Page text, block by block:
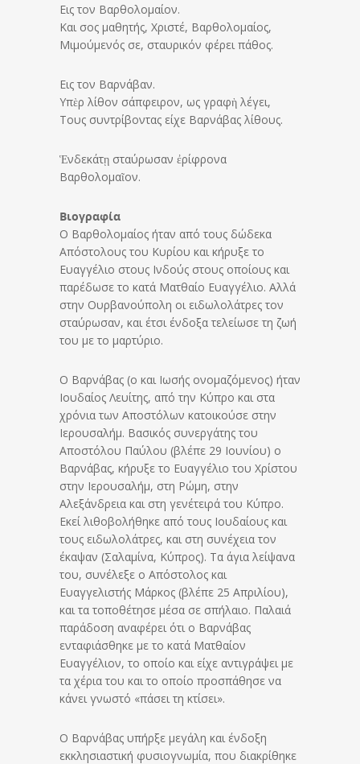
Eις τον Bαρθολομαίον.
Και σος μαθητής, Χριστέ, Βαρθολομαίος,
Μιμούμενός σε, σταυρικόν φέρει πάθος.
Eις τον Bαρνάβαν.
Υπὲρ λίθον σάπφειρον, ως γραφὴ λέγει,
Τους συντρίβοντας είχε Βαρνάβας λίθους.
Ἑνδεκάτῃ σταύρωσαν ἐρίφρονα
Βαρθολομαῖον.
Βιογραφία
Ο Βαρθολομαίος ήταν από τους δώδεκα
Απόστολους του Κυρίου και κήρυξε το
Ευαγγέλιο στους Ινδούς στους οποίους και
παρέδωσε το κατά Ματθαίο Ευαγγέλιο. Αλλά
στην Ουρβανούπολη οι ειδωλολάτρες τον
σταύρωσαν, και έτσι ένδοξα τελείωσε τη ζωή
του με το μαρτύριο.
Ο Βαρνάβας (ο και Iωσής ονομαζόμενος) ήταν
Ιουδαίος Λευίτης, από την Κύπρο και στα
χρόνια των Αποστόλων κατοικούσε στην
Ιερουσαλήμ. Βασικός συνεργάτης του
Αποστόλου Παύλου (βλέπε 29 Ιουνίου) ο
Βαρνάβας, κήρυξε το Ευαγγέλιο του Χρίστου
στην Ιερουσαλήμ, στη Ρώμη, στην
Αλεξάνδρεια και στη γενέτειρά του Κύπρο.
Εκεί λιθοβολήθηκε από τους Ιουδαίους και
τους ειδωλολάτρες, και στη συνέχεια τον
έκαψαν (Σαλαμίνα, Κύπρος). Τα άγια λείψανα
του, συνέλεξε ο Απόστολος και
Ευαγγελιστής Μάρκος (βλέπε 25 Απριλίου),
και τα τοποθέτησε μέσα σε σπήλαιο. Παλαιά
παράδοση αναφέρει ότι ο Βαρνάβας
ενταφιάσθηκε με το κατά Ματθαίον
Ευαγγέλιον, το οποίο και είχε αντιγράψει με
τα χέρια του και το οποίο προσπάθησε να
κάνει γνωστό «πάσει τη κτίσει».
Ο Βαρνάβας υπήρξε μεγάλη και ένδοξη
εκκλησιαστική φυσιογνωμία, που διακρίθηκε